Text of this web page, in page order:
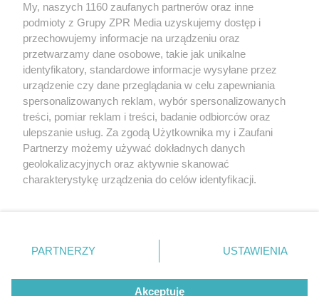
Żaden utwór zamieszczony w serwisie nie może być powielany i
rozpowszechniany lub dalej rozpowszechniany w jakikolwiek sposób (w
tym także elektroniczny lub mechaniczny) na jakimkolwiek polu
eksploatacji w jakiejkolwiek formie, włącznie z umieszczaniem w
Internecie bez pisemnej zgody właściciela praw. Jakiekolwiek użycie lub
wykorzystanie utworów w całości lub w części z naruszeniem prawa,
tzn. bez właściwej zgody, jest zabronione pod groźbą kary i może być
ścigane prawnie.
© 2026 Grupa ZPR Media
My, naszych 1160 zaufanych partnerów oraz inne
podmioty z Grupy ZPR Media uzyskujemy dostęp i
przechowujemy informacje na urządzeniu oraz
przetwarzamy dane osobowe, takie jak unikalne
identyfikatory, standardowe informacje wysyłane przez
urządzenie czy dane przeglądania w celu zapewniania
spersonalizowanych reklam, wybór spersonalizowanych
treści, pomiar reklam i treści, badanie odbiorców oraz
ulepszanie usług. Za zgodą Użytkownika my i Zaufani
Partnerzy możemy używać dokładnych danych
geolokalizacyjnych oraz aktywnie skanować
charakterystykę urządzenia do celów identyfikacji.
zmienić/wycofać klikając przycisk ustawień prywatności
znajdujący się w lewym dolnym rogu strony
rodzaje przetwarzania danych nie wymagają zgody
użytkownika, ale masz prawo sprzeciwić się takiemu
PARTNERZY USTAWIENIA
Akceptuję